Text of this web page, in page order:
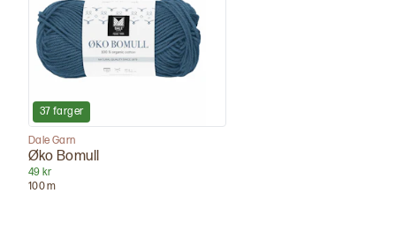
37 farger
Dale Garn
Øko Bomull
49 kr
100m